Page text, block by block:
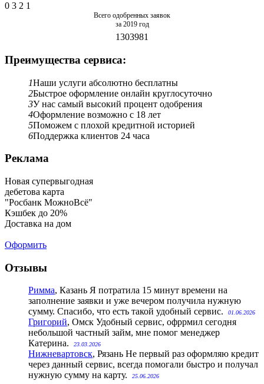
0 3 2 1
Всего одобренных заявок
за 2019 год
1303981
Преимущества сервиса:
1Наши услуги абсолютно бесплатны
2Быстрое оформление онлайн круглосуточно
3У нас самый высокий процент одобрения
4Оформление возможно с 18 лет
5Поможем с плохой кредитной историей
6Поддержка клиентов 24 часа
Реклама
Новая супервыгодная
дебетова карта
"Росбанк МожноВсё"
Кэшбек до 20%
Доставка на дом
Оформить
Отзывы
Римма, Казань Я потратила 15 минут времени на
заполнение заявки и уже вечером получила нужную
сумму. Спасибо, что есть такой удобный сервис.
01.06.2026
Григорий, Омск Удобный сервис, офррмил сегодня
небольшой частный займ, мне помог менеджер
Катерина.
23.03.2026
Нижневартовск, Рязань Не первый раз оформляю кредит
через данный сервис, всегда помогали быстро и получал
нужную сумму на карту.
25.06.2026